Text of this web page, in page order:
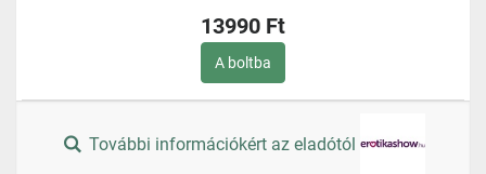
13990 Ft
A boltba
További információkért az eladótól